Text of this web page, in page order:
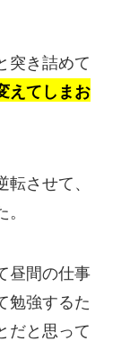
突き詰めて
えてしまお
させて、
昼間の仕事
勉強するた
だと思って